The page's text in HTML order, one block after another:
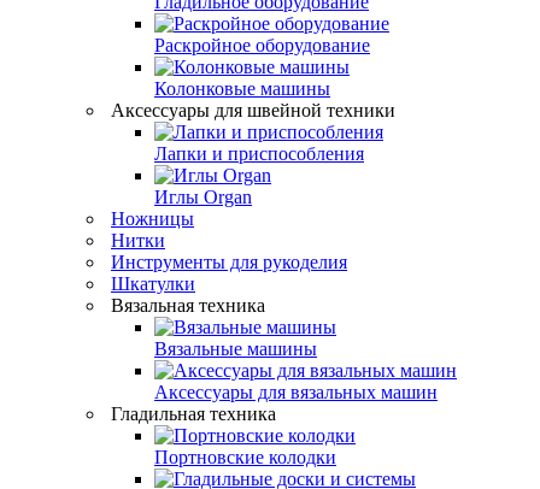
Раскройное оборудование
Колонковые машины
Аксессуары для швейной техники
Лапки и приспособления
Иглы Organ
Ножницы
Нитки
Инструменты для рукоделия
Шкатулки
Вязальная техника
Вязальные машины
Аксессуары для вязальных машин
Гладильная техника
Портновские колодки